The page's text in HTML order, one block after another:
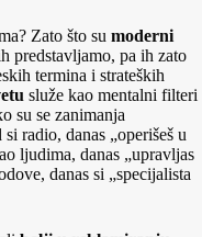
Zato što su moderni
predstavljamo, pa ih zato
termina i strateških
služe kao mentalni filteri
su se zanimanja
radio, danas „operišeš u
ljudima, danas „upravljas
danas si „specijalista